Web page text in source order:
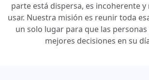
parte está dispersa, es incoherente
usar. Nuestra misión es reunir toda
un solo lugar para que las
mejores decisiones en su